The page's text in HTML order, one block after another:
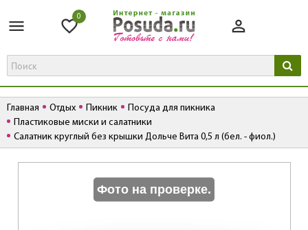
0
Главная Отдых Пикник
Посуда для пикника
Пластиковые миски и салатники
Салатник круглый без крышки Дольче Вита 0,5 л (бел. - фиол.)
Фото на проверке.